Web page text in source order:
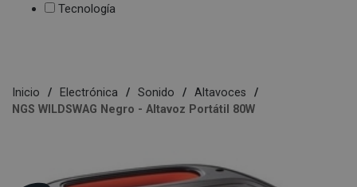
Tecnología
Inicio Electrónica Sonido
Altavoces
NGS WILDSWAG Negro - Altavoz Portátil 80W